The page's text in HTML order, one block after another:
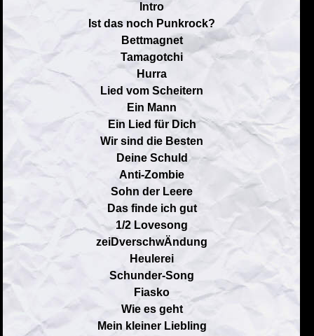
Intro
Ist das noch Punkrock?
Bettmagnet
Tamagotchi
Hurra
Lied vom Scheitern
Ein Mann
Ein Lied für Dich
Wir sind die Besten
Deine Schuld
Anti-Zombie
Sohn der Leere
Das finde ich gut
1/2 Lovesong
zeiDverschwÄndung
Heulerei
Schunder-Song
Fiasko
Wie es geht
Mein kleiner Liebling